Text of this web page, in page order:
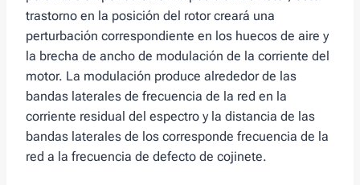
trastorno en la posición del rotor creará una
perturbación correspondiente en los huecos de aire y
la brecha de ancho de modulación de la corriente del
motor. La modulación produce alrededor de las
bandas laterales de frecuencia de la red en la
corriente residual del espectro y la distancia de las
bandas laterales de los corresponde frecuencia de la
red a la frecuencia de defecto de cojinete.